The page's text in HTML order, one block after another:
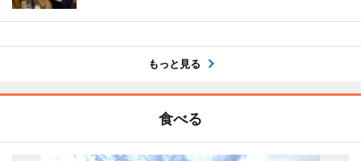
もっと見る
食べる